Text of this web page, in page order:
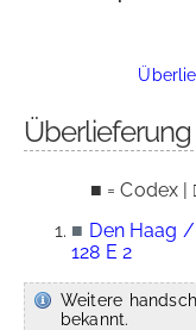
Überlieferung
■ = Codex |
■ Den Haag /
128 E 2
Weitere
bekannt.